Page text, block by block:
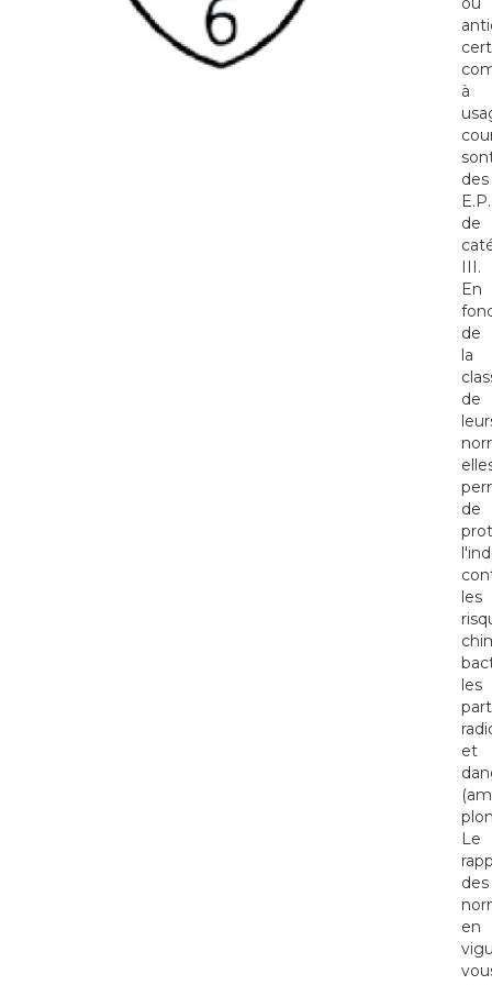
à
des
de
III.
En
de
la
de
de
les
les
et
Le
des
en